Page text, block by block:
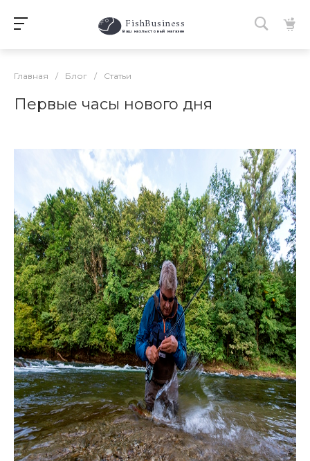
FishBusiness
Ваш нахлыстовый магазин
Главная / Блог / Статьи
Первые часы нового дня